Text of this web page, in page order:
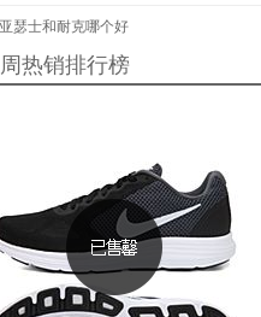
瑟士和耐克哪个好
热销排行榜